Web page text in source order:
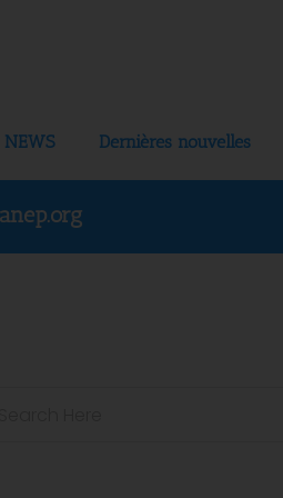
NEWS Dernières nouvelles